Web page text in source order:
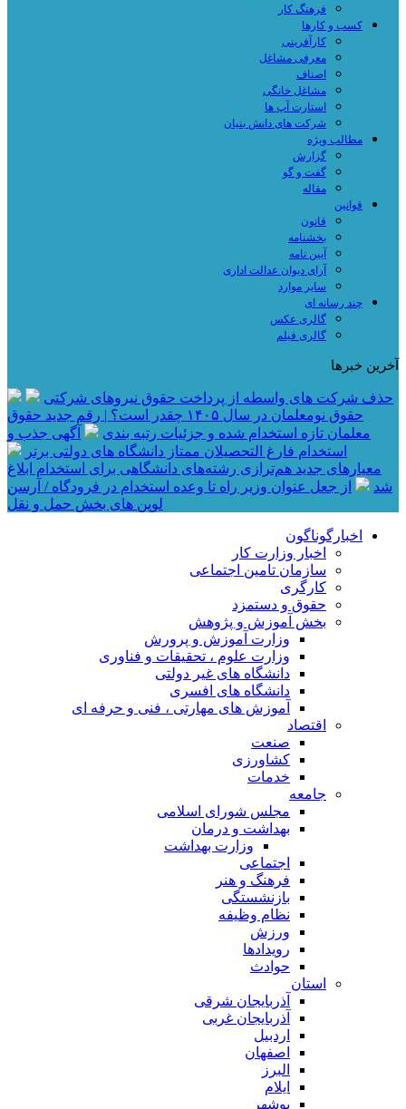
فرهنگ کار
کسب و کارها
کارآفرینی
معرفی مشاغل
اصناف
مشاغل خانگی
استارت آپ ها
شرکت های دانش بنیان
مطالب ویژه
گزارش
گفت و گو
مقاله
قوانین
قانون
بخشنامه
آیین نامه
آرای دیوان عدالت اداری
سایر موارد
چند رسانه ای
گالری عکس
گالری فیلم
آخرین خبرها
حذف شرکت های واسطه از پرداخت حقوق نیروهای شرکتی
حقوق نومعلمان در سال ۱۴۰۵ چقدر است؟ | رقم جدید حقوق
معلمان تازه استخدام شده و جزئیات رتبه بندی
آگهی جذب و
استخدام فارغ التحصیلان ممتاز دانشگاه های دولتی برتر
معیار‌های جدید هم‌ترازی رشته‌های دانشگاهی برای استخدام ابلاغ
شد
از جعل عنوان وزیر راه تا وعده استخدام در فرودگاه / آرسن
لوپن های بخش حمل و نقل
اخبارگوناگون
اخبار وزارت کار
سازمان تامین اجتماعی
کارگری
حقوق و دستمزد
بخش آموزش و پژوهش
وزارت آموزش و پرورش
وزارت علوم ، تحقیقات و فناوری
دانشگاه های غیر دولتی
دانشگاه های افسری
آموزش های مهارتی ، فنی و حرفه ای
اقتصاد
صنعت
کشاورزی
خدمات
جامعه
مجلس شورای اسلامی
بهداشت و درمان
وزارت بهداشت
اجتماعی
فرهنگ و هنر
بازنشستگی
نظام وظیفه
ورزش
رویدادها
حوادث
استان
آذربایجان شرقی
آذربایجان غربی
اردبیل
اصفهان
البرز
ایلام
بوشهر